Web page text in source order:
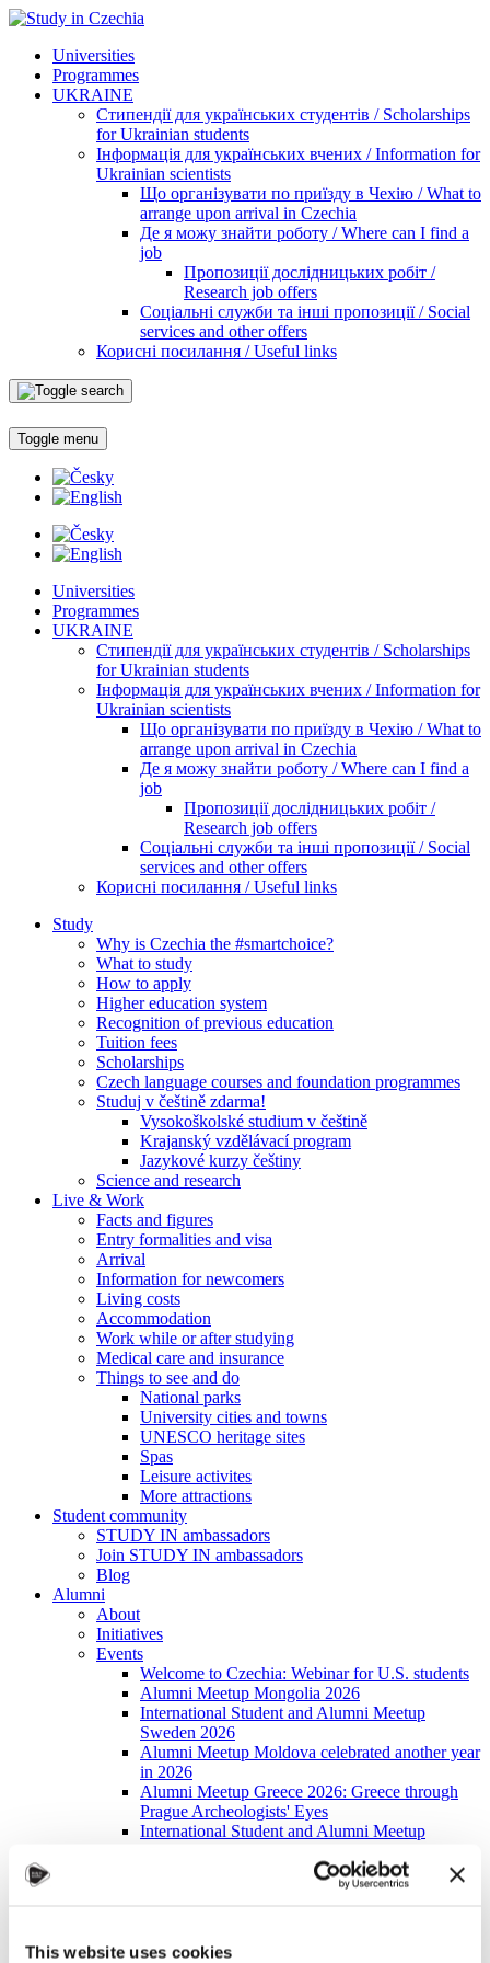
This website uses cookies
Universities
Programmes
UKRAINE
Стипендії для українських студентів / Scholarships
for Ukrainian students
Інформація для українських вчених / Information for
Ukrainian scientists
Що організувати по приїзду в Чехію / What to
arrange upon arrival in Czechia
Де я можу знайти роботу / Where can I find a
job
Пропозиції дослідницьких робіт /
Research job offers
Соціальні служби та інші пропозиції / Social
services and other offers
Корисні посилання / Useful links
Toggle menu
Universities
Programmes
UKRAINE
Стипендії для українських студентів / Scholarships
for Ukrainian students
Інформація для українських вчених / Information for
Ukrainian scientists
Що організувати по приїзду в Чехію / What to
arrange upon arrival in Czechia
Де я можу знайти роботу / Where can I find a
job
Пропозиції дослідницьких робіт /
Research job offers
Соціальні служби та інші пропозиції / Social
services and other offers
Корисні посилання / Useful links
Study
Why is Czechia the #smartchoice?
What to study
How to apply
Higher education system
Recognition of previous education
Tuition fees
Scholarships
Czech language courses and foundation programmes
Studuj v češtině zdarma!
Vysokoškolské studium v češtině
Krajanský vzdělávací program
Jazykové kurzy češtiny
Science and research
Live & Work
Facts and figures
Entry formalities and visa
Arrival
Information for newcomers
Living costs
Accommodation
Work while or after studying
Medical care and insurance
Things to see and do
National parks
University cities and towns
UNESCO heritage sites
Spas
Leisure activites
More attractions
Student community
STUDY IN ambassadors
Join STUDY IN ambassadors
Blog
Alumni
About
Initiatives
Events
Welcome to Czechia: Webinar for U.S. students
Alumni Meetup Mongolia 2026
International Student and Alumni Meetup
Sweden 2026
Alumni Meetup Moldova celebrated another year
in 2026
Alumni Meetup Greece 2026: Greece through
Prague Archeologists' Eyes
International Student and Alumni Meetup
Third Czechia Alumni Meetup Thailand 2025:
Forging a Future of Shared Success
Student and Alumni Meetup France 2025 (in